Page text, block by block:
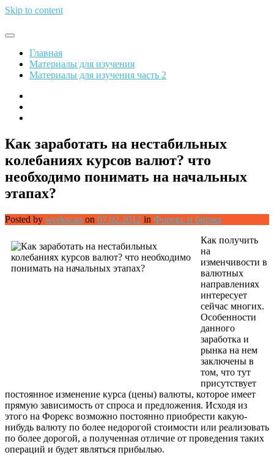
Skip to content
Обрети финансовую свободу
Главная
Материалы для изучения
Материалы для изучения часть 2
Как заработать на нестабильных
колебаниях курсов валют? что
необходимо понимать на начальных
этапах?
Posted by workscan on 07.02.2012 in Форекс и биржа
Как получить
на
изменчивости в
валютных
направлениях
интересует
сейчас многих.
Особенности
данного
заработка и
рынка на нем
заключены в
том, что тут
присутствует
постоянное изменение курса (цены) валюты, которое имеет
прямую зависимость от спроса и предложения. Исходя из
этого на Форекс возможно постоянно приобрести какую-
нибудь валюту по более недорогой стоимости или реализовать
по более дорогой, а полученная отличие от проведения таких
операций и будет являться прибылью.